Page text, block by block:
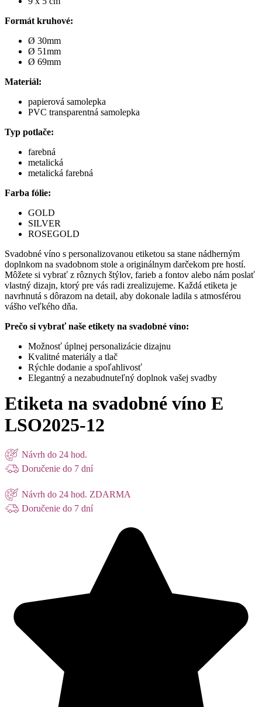
Formát kruhové:
Ø 30mm
Ø 51mm
Ø 69mm
Materiál:
papierová samolepka
PVC transparentná samolepka
Typ potlače:
farebná
metalická
metalická farebná
Farba fólie:
GOLD
SILVER
ROSEGOLD
Svadobné víno s personalizovanou etiketou sa stane nádherným
doplnkom na svadobnom stole a originálnym darčekom pre hostí.
Môžete si vybrať z rôznych štýlov, farieb a fontov alebo nám poslať
vlastný dizajn, ktorý pre vás radi zrealizujeme. Každá etiketa je
navrhnutá s dôrazom na detail, aby dokonale ladila s atmosférou
vášho veľkého dňa.
Prečo si vybrať naše etikety na svadobné víno:
Možnosť úplnej personalizácie dizajnu
Kvalitné materiály a tlač
Rýchle dodanie a spoľahlivosť
Elegantný a nezabudnuteľný doplnok vašej svadby
Etiketa na svadobné víno E
LSO2025-12
Návrh do 24 hod.
Doručenie do 7 dní
Návrh do 24 hod. ZDARMA
Doručenie do 7 dní